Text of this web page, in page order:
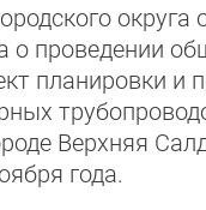
о проведении
планировки и
Верхняя
года.